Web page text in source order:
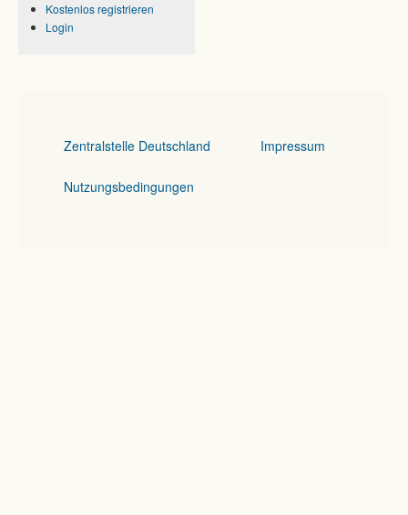
Kostenlos registrieren
Login
Zentralstelle Deutschland Impressum
Nutzungsbedingungen